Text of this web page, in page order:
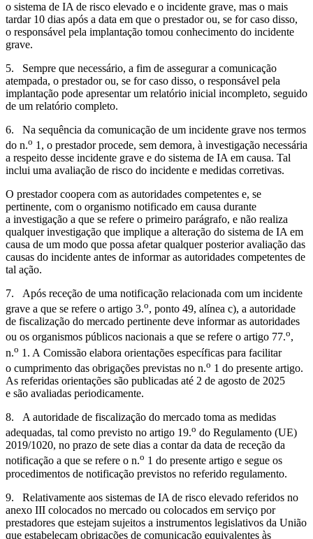
o sistema de IA de risco elevado e o incidente grave, mas o mais
tardar 10 dias após a data em que o prestador ou, se for caso disso,
o responsável pela implantação tomou conhecimento do incidente
grave.
5. Sempre que necessário, a fim de assegurar a comunicação
atempada, o prestador ou, se for caso disso, o responsável pela
implantação pode apresentar um relatório inicial incompleto, seguido
de um relatório completo.
6. Na sequência da comunicação de um incidente grave nos termos
do n.o 1, o prestador procede, sem demora, à investigação necessária
a respeito desse incidente grave e do sistema de IA em causa. Tal
inclui uma avaliação de risco do incidente e medidas corretivas.
O prestador coopera com as autoridades competentes e, se
pertinente, com o organismo notificado em causa durante
a investigação a que se refere o primeiro parágrafo, e não realiza
qualquer investigação que implique a alteração do sistema de IA em
causa de um modo que possa afetar qualquer posterior avaliação das
causas do incidente antes de informar as autoridades competentes de
tal ação.
7. Após receção de uma notificação relacionada com um incidente
grave a que se refere o artigo 3.o, ponto 49, alínea c), a autoridade
de fiscalização do mercado pertinente deve informar as autoridades
ou os organismos públicos nacionais a que se refere o artigo 77.o,
n.o 1. A Comissão elabora orientações específicas para facilitar
o cumprimento das obrigações previstas no n.o 1 do presente artigo.
As referidas orientações são publicadas até 2 de agosto de 2025
e são avaliadas periodicamente.
8. A autoridade de fiscalização do mercado toma as medidas
adequadas, tal como previsto no artigo 19.o do Regulamento (UE)
2019/1020, no prazo de sete dias a contar da data de receção da
notificação a que se refere o n.o 1 do presente artigo e segue os
procedimentos de notificação previstos no referido regulamento.
9. Relativamente aos sistemas de IA de risco elevado referidos no
anexo III colocados no mercado ou colocados em serviço por
prestadores que estejam sujeitos a instrumentos legislativos da União
que estabeleçam obrigações de comunicação equivalentes às